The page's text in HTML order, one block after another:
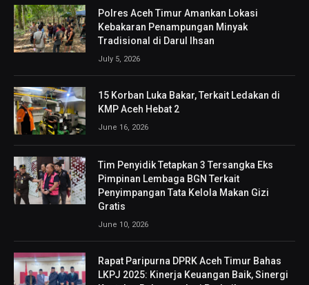
Polres Aceh Timur Amankan Lokasi
Kebakaran Penampungan Minyak
Tradisional di Darul Ihsan
July 5, 2026
15 Korban Luka Bakar, Terkait Ledakan di
KMP Aceh Hebat 2
June 16, 2026
Tim Penyidik Tetapkan 3 Tersangka Eks
Pimpinan Lembaga BGN Terkait
Penyimpangan Tata Kelola Makan Gizi
Gratis
June 10, 2026
Rapat Paripurna DPRK Aceh Timur Bahas
LKPJ 2025: Kinerja Keuangan Baik, Sinergi